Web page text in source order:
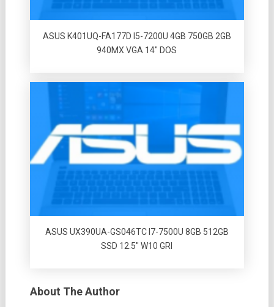
ASUS K401UQ-FA177D I5-7200U 4GB 750GB 2GB
940MX VGA 14″ DOS
ASUS UX390UA-GS046TC I7-7500U 8GB 512GB
SSD 12.5″ W10 GRI
About The Author